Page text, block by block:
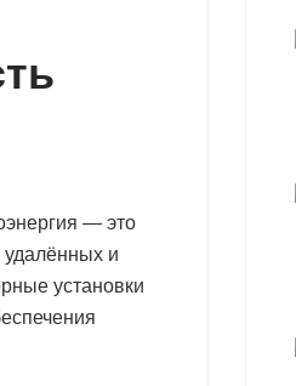
— это
удалённых и
установки